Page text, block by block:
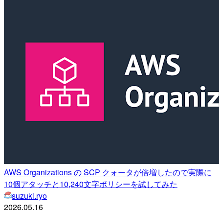
AWS Organizations の SCP クォータが倍増したので実際に
10個アタッチと10,240文字ポリシーを試してみた
suzuki.ryo
2026.05.16